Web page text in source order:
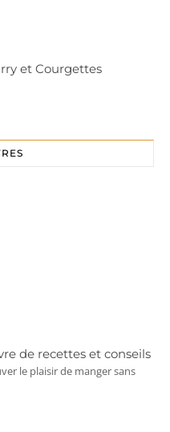
et Courgettes
de recettes et conseils
le plaisir de manger sans